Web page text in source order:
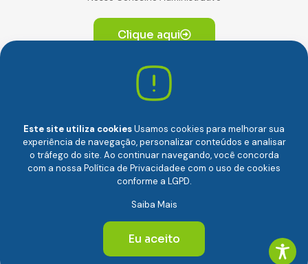
Clique aqui
Av. Paulista, 2064. Conjunto 14, (Edifício Paulista) -
CEP 01310-928 Consolação – São Paulo/SP
Câmara Brasileira da Economia Digital (camara-e.net) |
Este site utiliza cookiesUsamos cookies para melhorar sua
experiência de navegação, personalizar conteúdos e analisar
o tráfego do site. Ao continuar navegando, você concorda
com a nossa Política de Privacidadee com o uso de cookies
conforme a LGPD.
Saiba Mais
Eu aceito